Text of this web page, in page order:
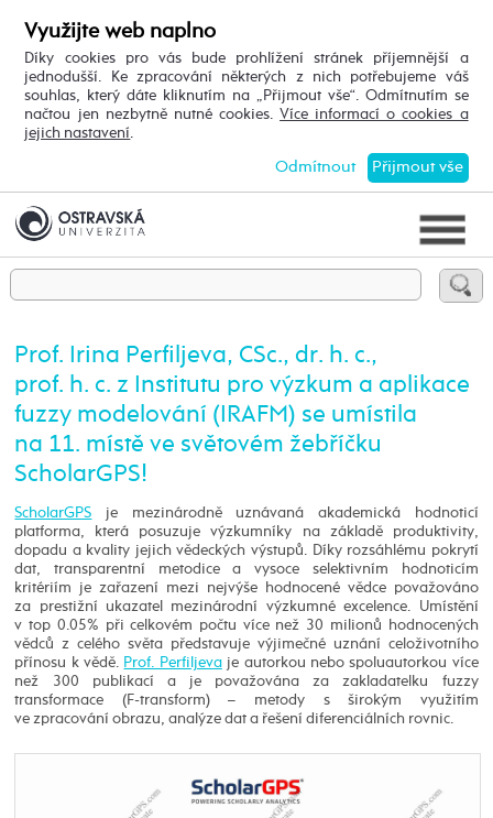
Využijte web naplno
Díky cookies pro vás bude prohlížení stránek příjemnější a
jednodušší. Ke zpracování některých z nich potřebujeme váš
souhlas, který dáte kliknutím na „Přijmout vše“. Odmítnutím se
načtou jen nezbytně nutné cookies.Více informací o cookies a
jejich nastavení
Přijmout vše
Odmítnout
Prof. Irina Perfiljeva, CSc., dr. h. c.,
prof. h. c. z Institutu pro výzkum a aplikace
fuzzy modelování (IRAFM) se umístila
na 11. místě ve světovém žebříčku
ScholarGPS!
ScholarGPS je mezinárodně uznávaná akademická hodnoticí
platforma, která posuzuje výzkumníky na základě produktivity,
dopadu a kvality jejich vědeckých výstupů. Díky rozsáhlému pokrytí
dat, transparentní metodice a vysoce selektivním hodnoticím
kritériím je zařazení mezi nejvýše hodnocené vědce považováno
za prestižní ukazatel mezinárodní výzkumné excelence. Umístění
v top 0.05% při celkovém počtu více než 30 milionů hodnocených
vědců z celého světa představuje výjimečné uznání celoživotního
přínosu k vědě.
Prof. Perfiljevaje autorkou nebo spoluautorkou více
než 300 publikací a je považována za zakladatelku fuzzy
transformace (F-transform) – metody s širokým využitím
ve zpracování obrazu, analýze dat a řešení diferenciálních rovnic.